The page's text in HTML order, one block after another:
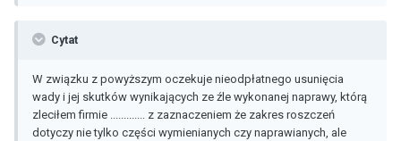
Cytat
W związku z powyższym oczekuje nieodpłatnego usunięcia
wady i jej skutków wynikających ze źle wykonanej naprawy, którą
zleciłem firmie ............. z zaznaczeniem że zakres roszczeń
dotyczy nie tylko części wymienianych czy naprawianych, ale